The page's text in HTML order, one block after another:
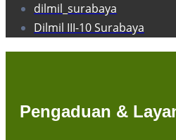
dilmil_surabaya
Dilmil III-10 Surabaya
Pengaduan &